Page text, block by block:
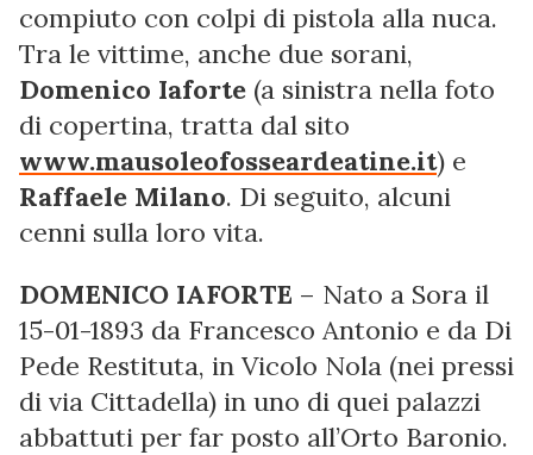
compiuto con colpi di pistola alla nuca.
Tra le vittime, anche due sorani,
Domenico Iaforte (a sinistra nella foto
di copertina, tratta dal sito
www.mausoleofosseardeatine.it) e
Raffaele Milano. Di seguito, alcuni
cenni sulla loro vita.
DOMENICO IAFORTE – Nato a Sora il
15-01-1893 da Francesco Antonio e da Di
Pede Restituta, in Vicolo Nola (nei pressi
di via Cittadella) in uno di quei palazzi
abbattuti per far posto all’Orto Baronio.